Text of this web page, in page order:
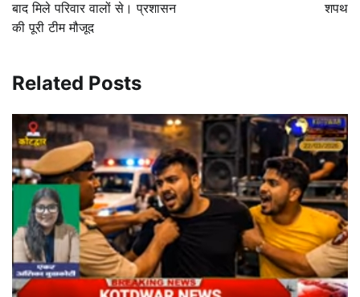
बाद मिले परिवार वालों से। प्रशासन
की पूरी टीम मौजूद
शपथ
Related Posts